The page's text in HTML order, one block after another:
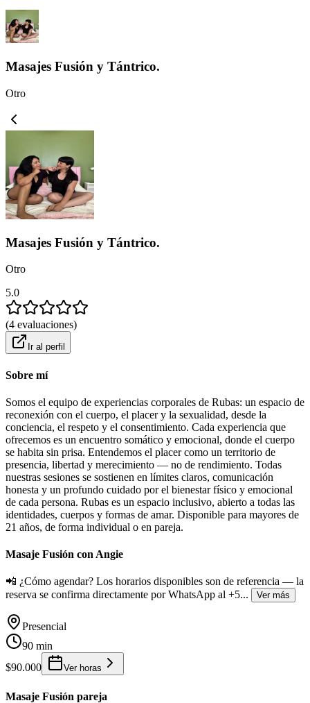
Masajes Fusión y Tántrico.
Otro
Masajes Fusión y Tántrico.
Otro
5.0
(4 evaluaciones)
Ir al perfil
Sobre mí
Somos el equipo de experiencias corporales de Rubas: un espacio de
reconexión con el cuerpo, el placer y la sexualidad, desde la
conciencia, el respeto y el consentimiento. Cada experiencia que
ofrecemos es un encuentro somático y emocional, donde el cuerpo
se habita sin prisa. Entendemos el placer como un territorio de
presencia, libertad y merecimiento — no de rendimiento. Todas
nuestras sesiones se sostienen en límites claros, comunicación
honesta y un profundo cuidado por el bienestar físico y emocional
de cada persona. Rubas es un espacio inclusivo, abierto a todas las
identidades, cuerpos y formas de amar. Disponible para mayores de
21 años, de forma individual o en pareja.
Masaje Fusión con Angie
📲 ¿Cómo agendar? Los horarios disponibles son de referencia — la
reserva se confirma directamente por WhatsApp al +5... Ver más
Presencial
90 min
$90.000
Ver horas
Masaje Fusión pareja